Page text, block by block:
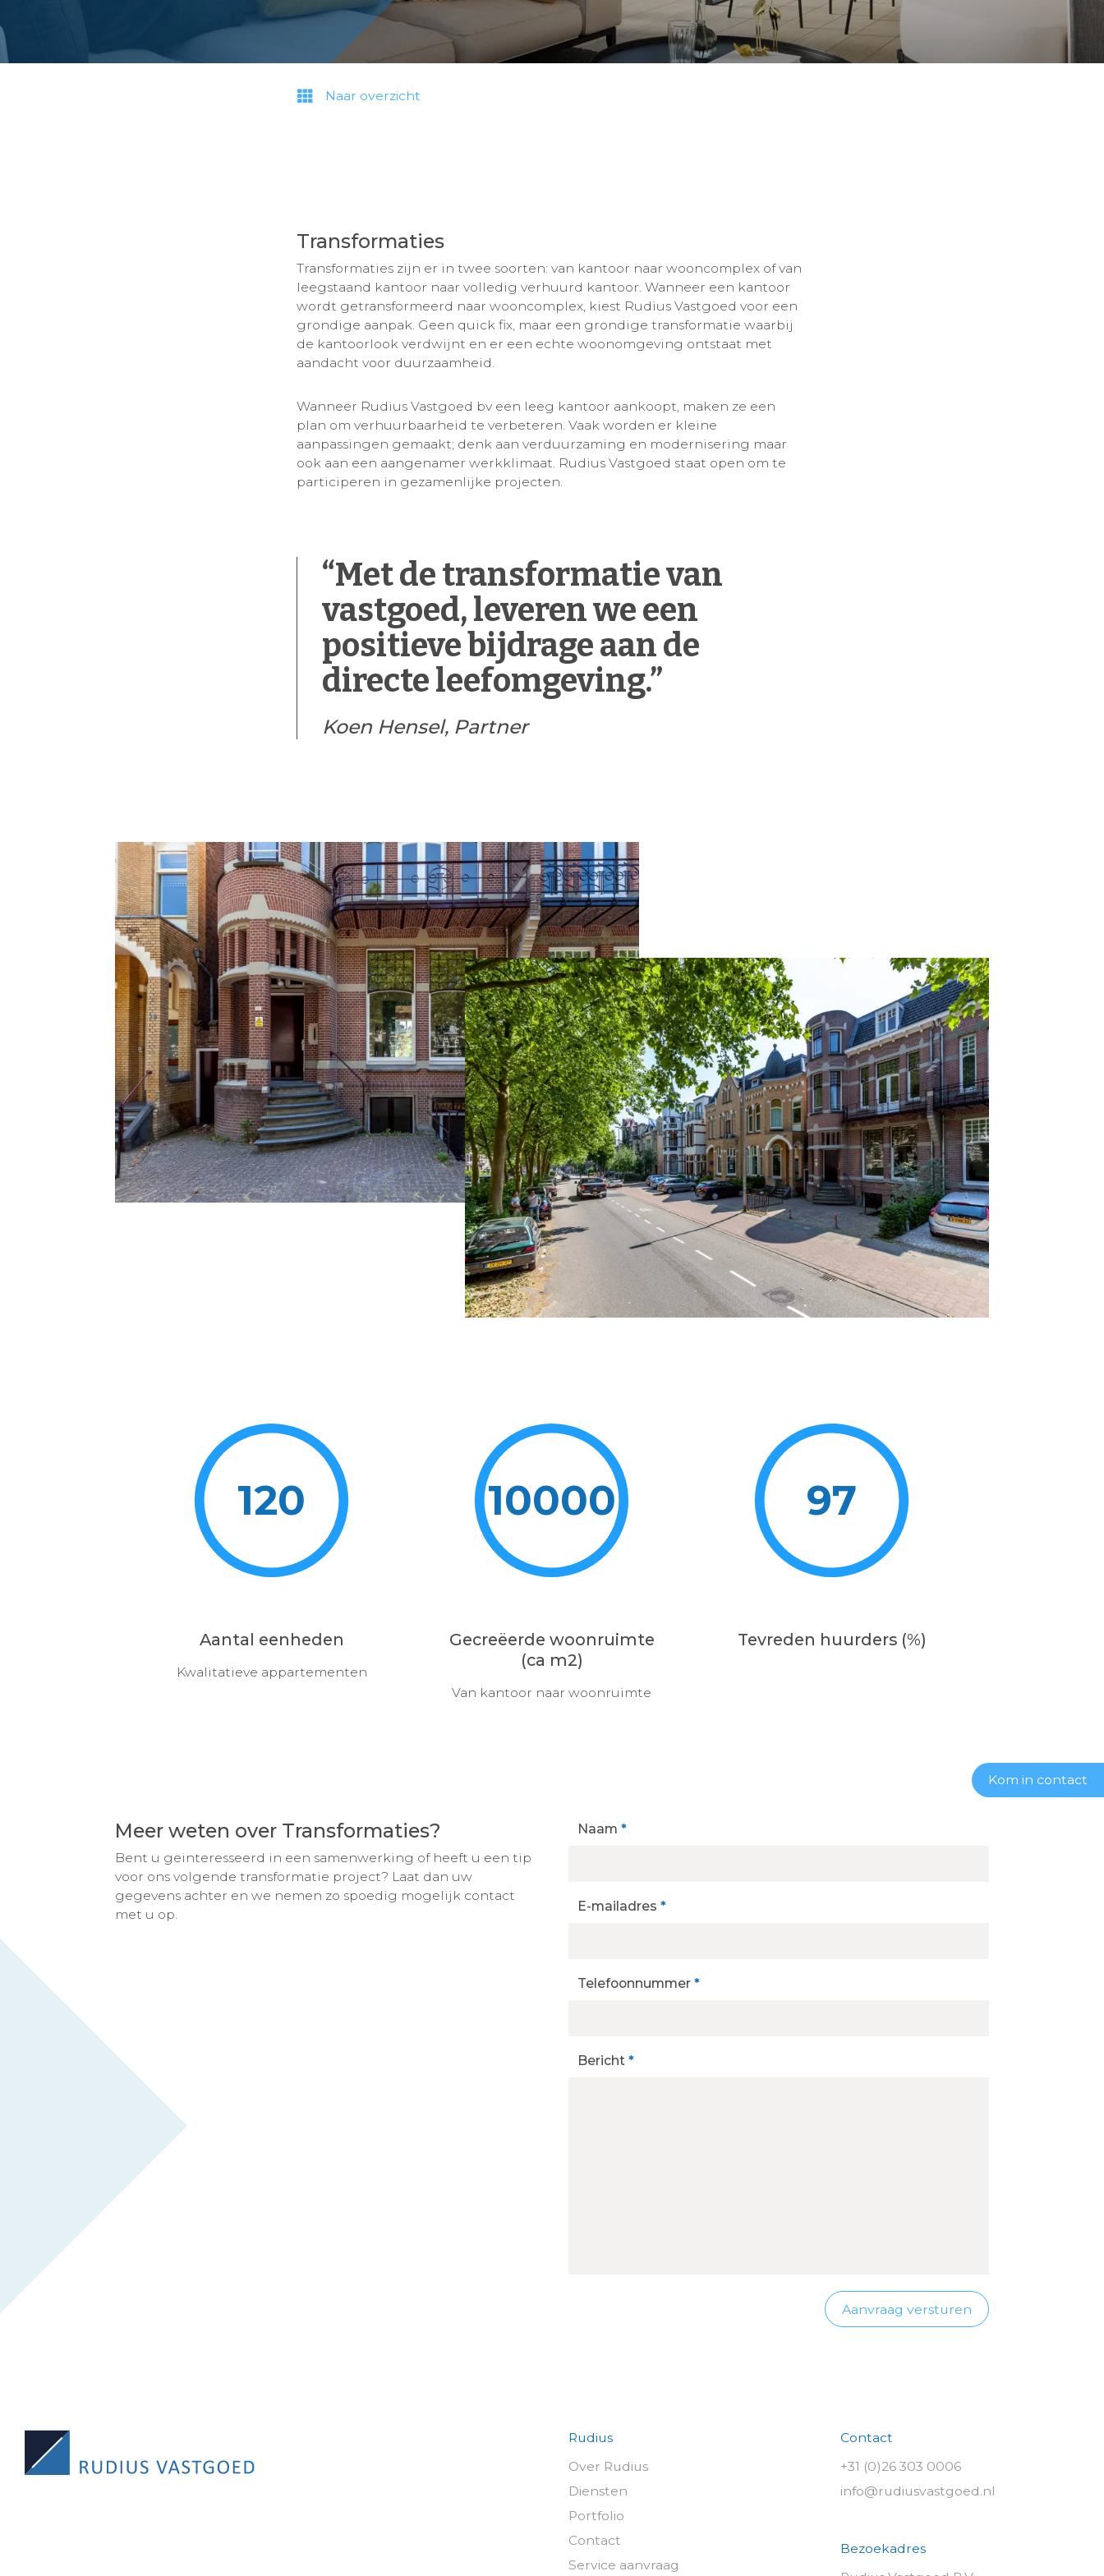
Naar overzicht
Transformaties
Transformaties zijn er in twee soorten: van kantoor naar wooncomplex of van
leegstaand kantoor naar volledig verhuurd kantoor. Wanneer een kantoor
wordt getransformeerd naar wooncomplex, kiest Rudius Vastgoed voor een
grondige aanpak. Geen quick fix, maar een grondige transformatie waarbij
de kantoorlook verdwijnt en er een echte woonomgeving ontstaat met
aandacht voor duurzaamheid.
Wanneer Rudius Vastgoed bv een leeg kantoor aankoopt, maken ze een
plan om verhuurbaarheid te verbeteren. Vaak worden er kleine
aanpassingen gemaakt; denk aan verduurzaming en modernisering maar
ook aan een aangenamer werkklimaat. Rudius Vastgoed staat open om te
participeren in gezamenlijke projecten.
“Met de transformatie van
vastgoed, leveren we een
positieve bijdrage aan de
directe leefomgeving.”
Koen Hensel, Partner
120
Aantal eenheden
Kwalitatieve appartementen
10000
Gecreëerde woonruimte
(ca m2)
Van kantoor naar woonruimte
97
Tevreden huurders (%)
Meer weten over Transformaties?
Bent u geinteresseerd in een samenwerking of heeft u een tip
voor ons volgende transformatie project? Laat dan uw
gegevens achter en we nemen zo spoedig mogelijk contact
met u op.
Naam *
E-mailadres *
Telefoonnummer *
Bericht *
Aanvraag versturen
Kom in contact
Rudius
Over Rudius
Diensten
Portfolio
Contact
Service aanvraag
Contact
+31 (0)26 303 0006
info@rudiusvastgoed.nl
Bezoekadres